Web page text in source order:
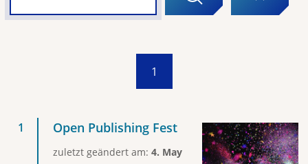
1
Open Publishing Fest
zuletzt geändert am: 4. May